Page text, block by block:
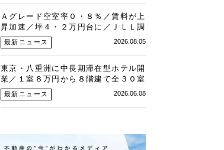
Ａグレード空室率０・８％／賃料が上
昇加速／坪４・２万円台に／ＪＬＬ調
査、26年第２四半期東京オフィス
最新ニュース 2026.08.05
東京・八重洲に中長期滞在型ホテル開
業／１室８万円から８階建て全３０室
／カソクと旭化成Ｈ
最新ニュース 2026.06.08